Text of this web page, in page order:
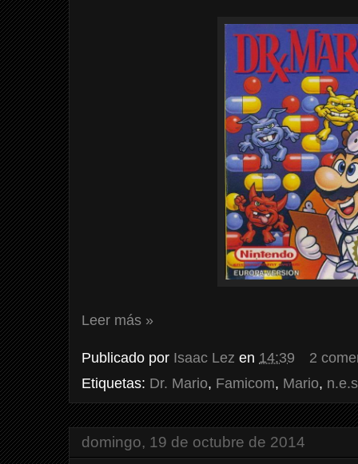
Leer más »
Publicado por Isaac Lez en 14:39
2
Etiquetas: Dr. Mario, Famicom, Mario,
domingo, 19 de octubre de 2014